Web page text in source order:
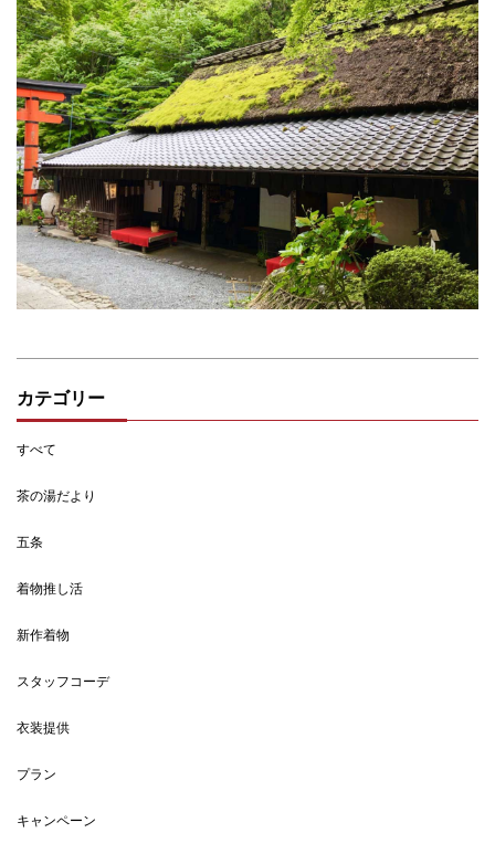
カテゴリー
すべて
茶の湯だより
五条
着物推し活
新作着物
スタッフコーデ
衣装提供
プラン
キャンペーン